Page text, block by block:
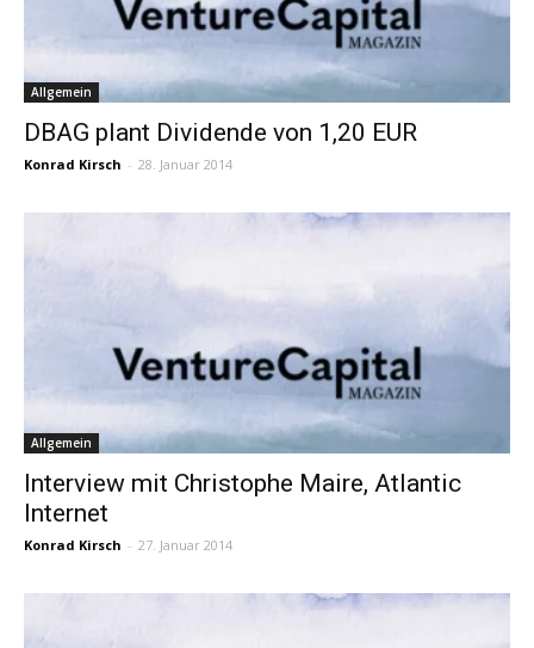
Allgemein
DBAG plant Dividende von 1,20 EUR
Konrad Kirsch - 28. Januar 2014
Allgemein
Interview mit Christophe Maire, Atlantic
Internet
Konrad Kirsch - 27. Januar 2014